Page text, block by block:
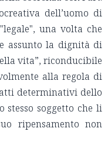
dell’uomo di
una volta che
assunto la dignità di
vita”, riconducibile
alla regola di
determinativi dello
stesso soggetto che li
ripensamento non